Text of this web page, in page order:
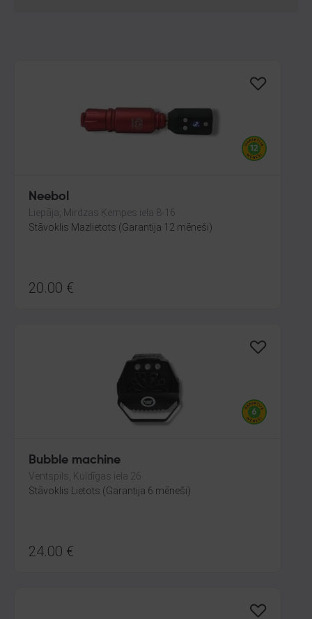
Neebol
Liepāja, Mirdzas Ķempes iela 8-16
Stāvoklis Mazlietots (Garantija 12 mēneši)
20.00 €
Bubble machine
Ventspils, Kuldīgas iela 26
Stāvoklis Lietots (Garantija 6 mēneši)
24.00 €